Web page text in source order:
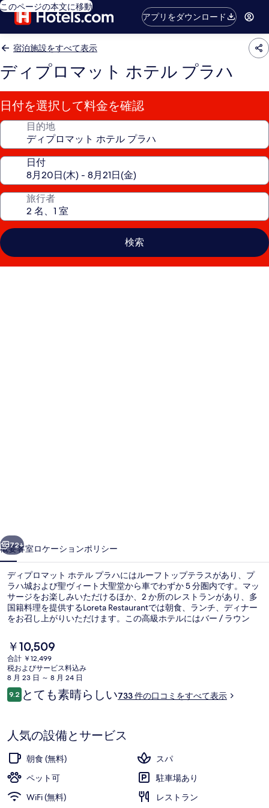
このページの本文に移動
アプリをダウンロード
宿泊施設をすべて表示
ディプロマット ホテル プラハ
日付を選択して料金を確認
目的地
日付
旅行者
検索
ホ
テ
ル
プ
ラ
ハ
の
写
真
ャ
ラ
リ
ー
次へ
72+
概要客室ロケーションポリシー
ディプロマット ホテル プラハにはルーフトップテラスがあり、プ
ラハ城および聖ヴィート大聖堂から車でわずか 5 分圏内です。マッ
サージをお楽しみいただけるほか、2 か所のレストランがあり、多
国籍料理を提供するLoreta Restaurantでは朝食、ランチ、ディナー
をお召し上がりいただけます。この高級ホテルにはバー / ラウン
います。旅行者は親切なスタッフや総合的な施設のコンディション
を高く評価しています。周辺ではさまざまな公共交通機関を利用で
きます。すぐそばにはデイビツカストップがあり、タクラロヴァ停
留所までは 3 分です。
現
在
の
料
金
は
す
￥10,509
合計 ￥12,499
税およびサービス料込み
8 月 23 日 ～ 8 月 24 日
口
コ
9.210段階中9.2
とても素晴らしい733 件の口コミをすべて表示
人気の設備とサービス
朝食 (無料)
スパ
ペット可
駐車場あり
WiFi (無料)
レストラン